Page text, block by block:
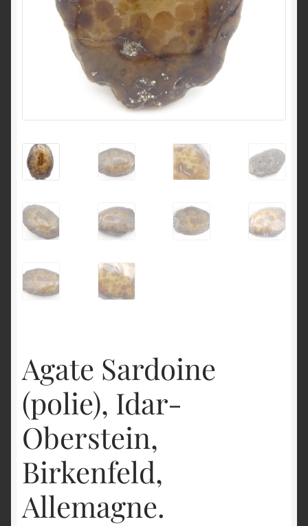
Agate Sardoine
(polie), Idar-
Oberstein,
Birkenfeld,
Allemagne.